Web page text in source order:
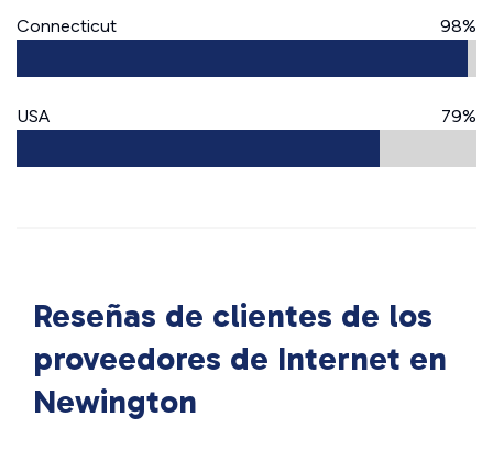
Connecticut 98%
USA 79%
Reseñas de clientes de los
proveedores de Internet en
Newington